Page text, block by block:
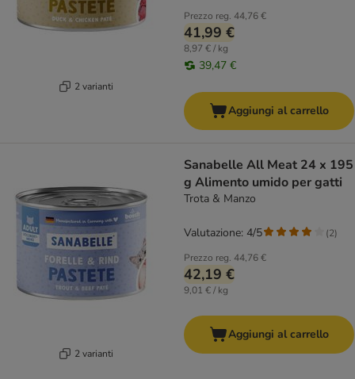
2 varianti
Prezzo reg. 44,76 €
41,99 €
8,97 € / kg
39,47 €
Aggiungi al carrello
2 varianti
Sanabelle All Meat 24 x 195
g Alimento umido per gatti
Trota & Manzo
Prezzo reg. 44,76 €
42,19 €
9,01 € / kg
Valutazione: 4/5 (2)
Aggiungi al carrello